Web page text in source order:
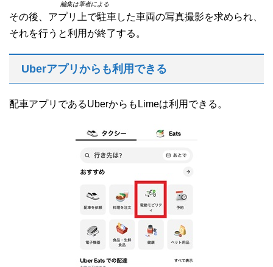
編集は筆者による
その後、アプリ上で駐車した車両の写真撮影を求められ、
それを行うと利用が終了する。
Uberアプリからも利用できる
配車アプリであるUberからもLimeは利用できる。